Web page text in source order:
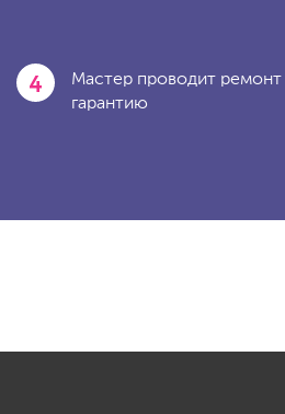
4
Мастер проводит
гарантию